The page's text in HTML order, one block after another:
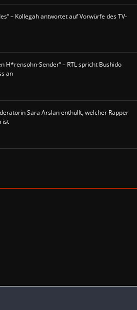
– Kollegah antwortet auf Vorwürfe des TV-
H*rensohn-Sender“ – RTL spricht Bushido
an
Sara Arslan enthüllt, welcher Rapper
ist